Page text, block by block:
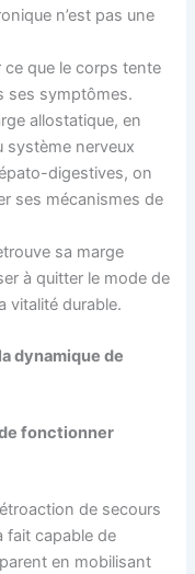
n’est pas une
que le corps tente
ses symptômes.
allostatique, en
système nerveux
digestives, on
ses mécanismes de
sa marge
à quitter le mode de
vitalité durable.
dynamique de
fonctionner
de secours
fait capable de
en mobilisant